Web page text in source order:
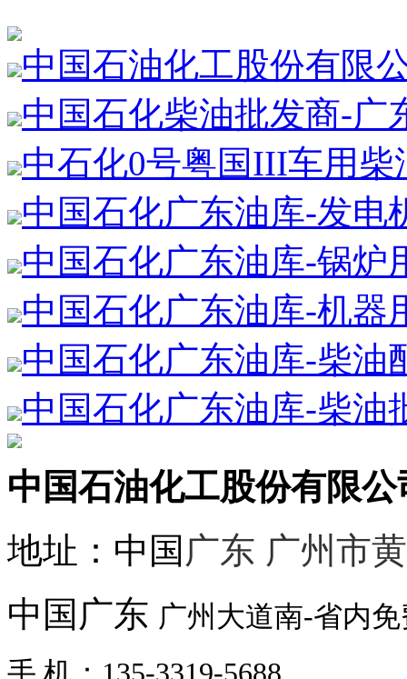
中国石油化工股份有限
中国石化柴油批发商-广
中石化0号粤国III车用柴
中国石化广东油库-发电
中国石化广东油库-锅炉
中国石化广东油库-机器
中国石化广东油库-柴油
中国石化广东油库-柴油
中国石油化工股份有限公
地址：中国 广东 广州市
中国广东 广州大道南-省内